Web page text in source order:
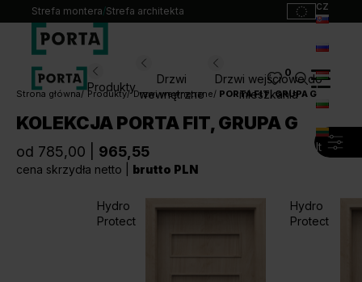
Strefa montera/Strefa architekta cz
hu
lt
Produkty
Drzwi
wewnętrzne
Drzwi wejściowe do
mieszkania
0
Wybierz swoje drzwi
Produkty
Punkty sprzedaży
Katalogi
Strona główna Produkty Drzwi wewnętrzne PORTA FIT, GRUPA G
KOLEKCJA PORTA FIT, GRUPA G
od 785,00 | 965,55
cena skrzydła netto | brutto PLN
Hydro
Protect
Hydro
Protect